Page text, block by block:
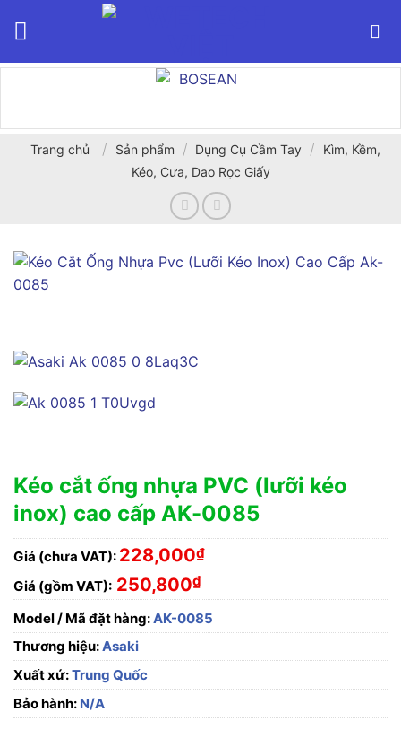
Trang chủ / Sản phẩm / Dụng Cụ Cầm Tay /
Kìm, Kềm,
Kéo, Cưa, Dao Rọc Giấy
Kéo cắt ống nhựa PVC (lưỡi kéo
inox) cao cấp AK-0085
Giá (chưa VAT): 228,000₫
Giá (gồm VAT): 250,800₫
Model / Mã đặt hàng:AK-0085
Thương hiệu:Asaki
Xuất xứ:Trung Quốc
Bảo hành: N/A